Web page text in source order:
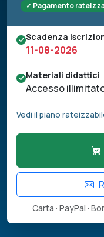
✓ Pagamento
Scadenza
11-08-2026
Materiali didattici
Accesso
Vedi il piano
Carta · PayPal ·